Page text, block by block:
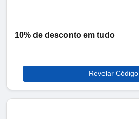
10% de desconto em tudo
Revelar Código